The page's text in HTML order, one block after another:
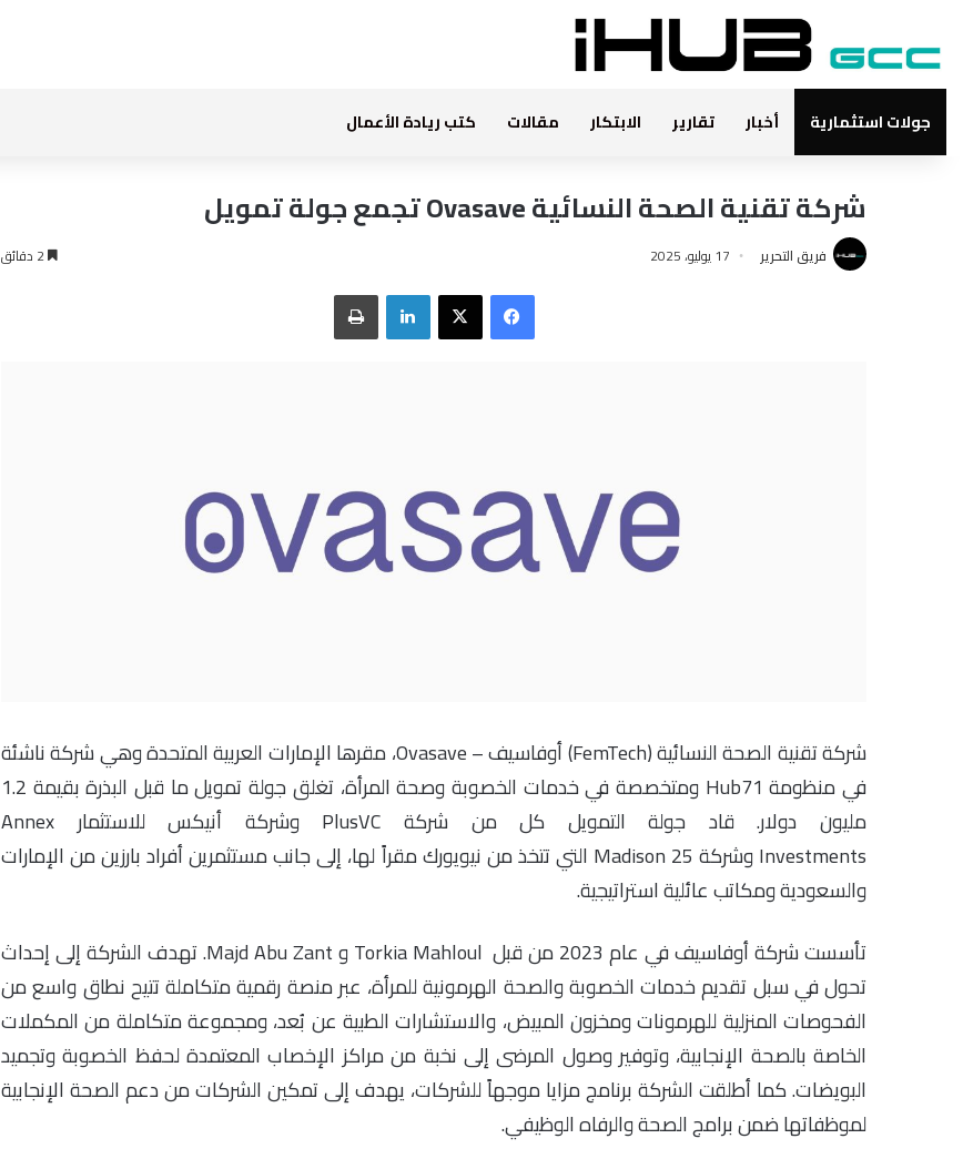
جولات استثمارية أخبار تقارير الابتكار مقالات كتب ريادة الأعمال
شركة تقنية الصحة النسائية Ovasave تجمع جولة تمويل
فريق التحرير 17 يوليو، 2025
فيسبوك‫X لينكدإن طباعة
شركة تقنية الصحة النسائية (FemTech) أوفاسيف – Ovasave، مقرها الإمارات العربية المتحدة وهي شركة ناشئة
في منظومة Hub71 ومتخصصة في خدمات الخصوبة وصحة المرأة، تغلق جولة تمويل ما قبل البذرة بقيمة 1.2
مليون دولار. قاد جولة التمويل كل من شركة PlusVC وشركة أنيكس للاستثمار Annex
Investments وشركة Madison 25 التي تتخذ من نيويورك مقراً لها، إلى جانب مستثمرين أفراد بارزين من الإمارات
والسعودية ومكاتب عائلية استراتيجية.
تأسست شركة أوفاسيف في عام 2023 من قبل Torkia Mahloul و Majd Abu Zant. تهدف الشركة إلى إحداث
تحول في سبل تقديم خدمات الخصوبة والصحة الهرمونية للمرأة، عبر منصة رقمية متكاملة تتيح نطاق واسع من
الفحوصات المنزلية للهرمونات ومخزون المبيض، والاستشارات الطبية عن بُعد، ومجموعة متكاملة من المكملات
الخاصة بالصحة الإنجابية، وتوفير وصول المرضى إلى نخبة من مراكز الإخصاب المعتمدة لحفظ الخصوبة وتجميد
البويضات. كما أطلقت الشركة برنامج مزايا موجهاً للشركات، يهدف إلى تمكين الشركات من دعم الصحة الإنجابية
لموظفاتها ضمن برامج الصحة والرفاه الوظيفي.